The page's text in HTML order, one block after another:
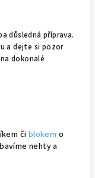
důsledná příprava.
a dejte si pozor
dokonalé
či blokem o
nehty a